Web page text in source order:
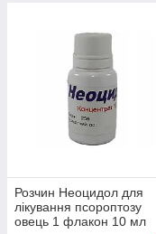
Розчин Неоцидол для
лікування псороптозу
овець 1 флакон 10 мл